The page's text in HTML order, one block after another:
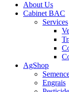
About Us
Cabinet BAC
Services
AgShop
Engrais